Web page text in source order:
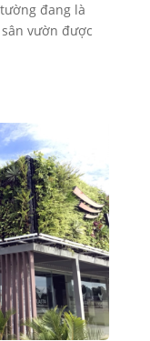
đang là
vườn được